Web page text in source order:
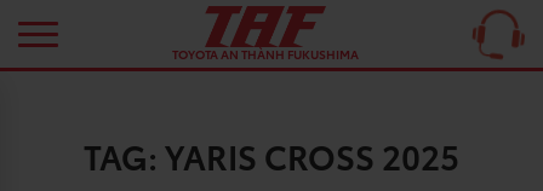
TOYOTA AN THÀNH FUKUSHIMA
TAG: YARIS CROSS 2025